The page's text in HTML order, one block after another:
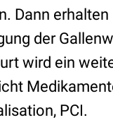
Dann
der
wird ein
PCI.